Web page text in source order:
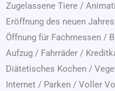
Zugelassene Tiere /
Eröffnung des neuen Jahres
Öffnung für Fachmessen /
Aufzug / Fahrräder /
Diätetisches Kochen /
Internet / Parken / Voller